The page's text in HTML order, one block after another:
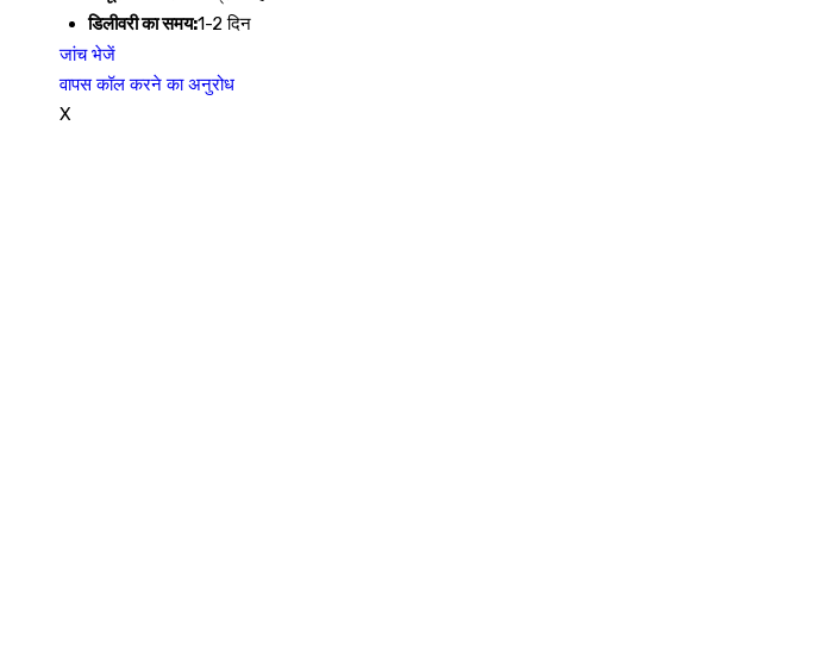
डिलीवरी का समय:1-2 दिन
जांच भेजें
वापस कॉल करने का अनुरोध
X